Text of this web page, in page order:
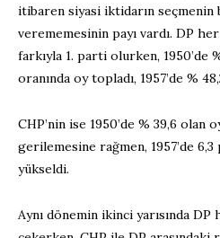
itibaren siyasi iktidarın seçmenin
verememesinin payı vardı. DP
farkıyla 1. parti olurken, 1950’de
oranında oy topladı, 1957’de %
CHP’nin ise 1950’de % 39,6 olan
gerilemesine rağmen, 1957’de 6,3
yükseldi.
Aynı dönemin ikinci yarısında